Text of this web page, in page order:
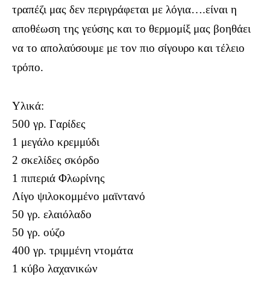
τραπέζι μας δεν περιγράφεται με λόγια….είναι η
αποθέωση της γεύσης και το θερμομίξ μας βοηθάει
να το απολαύσουμε με τον πιο σίγουρο και τέλειο
τρόπο.
Υλικά:
500 γρ. Γαρίδες
1 μεγάλο κρεμμύδι
2 σκελίδες σκόρδο
1 πιπεριά Φλωρίνης
Λίγο ψιλοκομμένο μαϊντανό
50 γρ. ελαιόλαδο
50 γρ. ούζο
400 γρ. τριμμένη ντομάτα
1 κύβο λαχανικών